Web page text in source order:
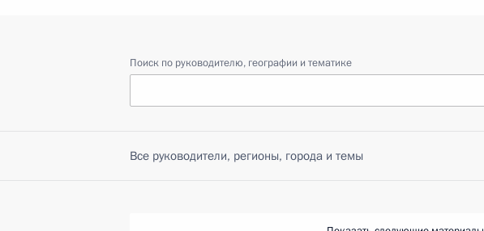
Поиск по руководителю, географии и тематике
Все руководители, регионы, города и темы